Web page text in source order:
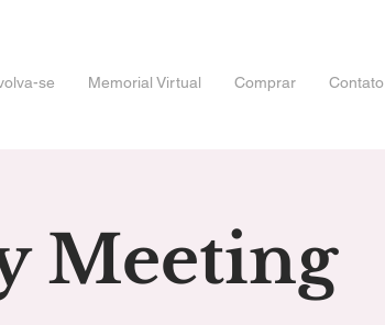
se Memorial Virtual Comprar Contato
Meeting